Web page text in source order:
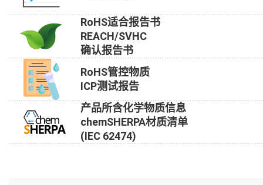
RoHS适合报告书
REACH/SVHC
确认报告书
RoHS管控物质
ICP测试报告
产品所含化学物质信息
chemSHERPA材质清单
(IEC 62474)